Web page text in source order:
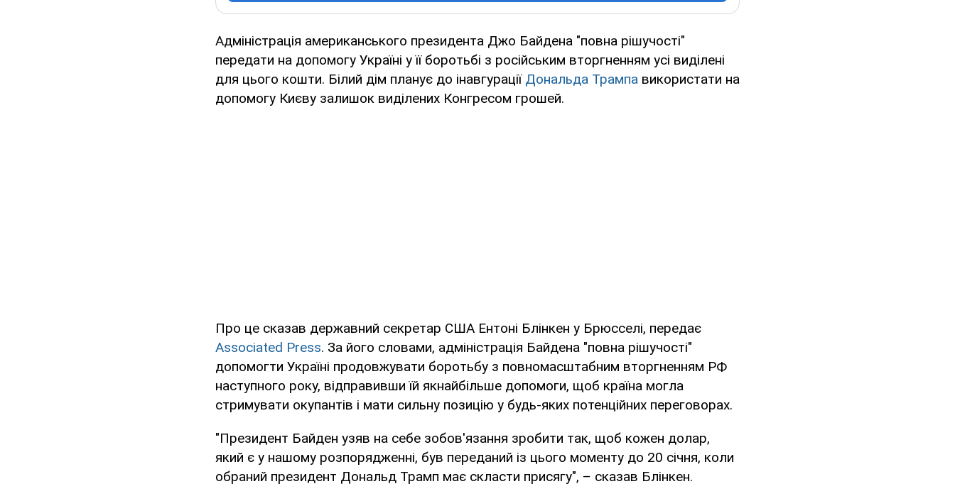
Адміністрація американського президента Джо Байдена "повна рішучості"
передати на допомогу Україні у її боротьбі з російським вторгненням усі виділені
для цього кошти. Білий дім планує до інавгурації Дональда Трампа використати на
допомогу Києву залишок виділених Конгресом грошей.
Про це сказав державний секретар США Ентоні Блінкен у Брюсселі, передає
Associated Press. За його словами, адміністрація Байдена "повна рішучості"
допомогти Україні продовжувати боротьбу з повномасштабним вторгненням РФ
наступного року, відправивши їй якнайбільше допомоги, щоб країна могла
стримувати окупантів і мати сильну позицію у будь-яких потенційних переговорах.
"Президент Байден узяв на себе зобов'язання зробити так, щоб кожен долар,
який є у нашому розпорядженні, був переданий із цього моменту до 20 січня, коли
обраний президент Дональд Трамп має скласти присягу", – сказав Блінкен.